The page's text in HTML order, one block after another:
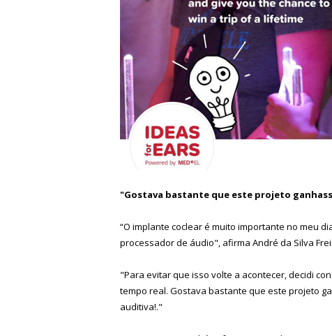
"Gostava bastante que este projeto
“O implante coclear é muito importante no meu
processador de áudio", afirma André da Silva
"Para evitar que isso volte a acontecer, decidi
tempo real. Gostava bastante que este projeto
auditiva!."